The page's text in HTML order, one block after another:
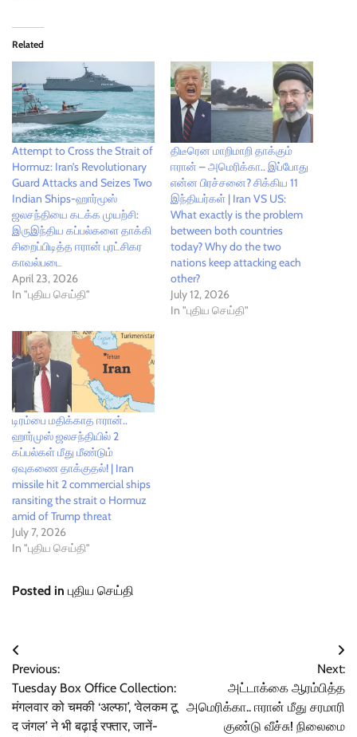
Related
Attempt to Cross the Strait of
Hormuz: Iran’s Revolutionary
Guard Attacks and Seizes Two
Indian Ships-ஹார்மூஸ்
ஜலசந்தியை கடக்க முயற்சி:
இருஇந்திய கப்பல்களை தாக்கி
சிறைப்பிடித்த ஈரான் புரட்சிகர
காவல்படை
April 23, 2026
In "புதிய செய்தி"
திடீரென மாறிமாறி தாக்கும்
ஈரான் – அமெரிக்கா.. இப்போது
என்ன பிரச்சனை? சிக்கிய 11
இந்தியர்கள் | Iran VS US:
What exactly is the problem
between both countries
today? Why do the two
nations keep attacking each
other?
July 12, 2026
In "புதிய செய்தி"
டிரம்பை மதிக்காத ஈரான்..
ஹார்முஸ் ஜலசந்தியில் 2
கப்பல்கள் மீது மீண்டும்
ஏவுகணை தாக்குதல்! | Iran
missile hit 2 commercial ships
ransiting the strait o Hormuz
amid of Trump threat
July 7, 2026
In "புதிய செய்தி"
Posted in புதிய செய்தி
Post
navigation
Previous:
Tuesday Box Office Collection:
मंगलवार को चमकी ‘अल्फा’, ‘वेलकम टू
द जंगल’ ने भी बढ़ाई रफ्तार, जानें-
Next:
அட்டாக்கை ஆரம்பித்த
அமெரிக்கா.. ஈரான் மீது சரமாரி
குண்டு வீச்சு! நிலைமை